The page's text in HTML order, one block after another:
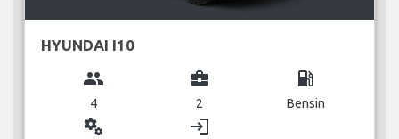
HYUNDAI I10
group
4
business_center
2
local_gas_station
Bensin
miscellaneous_services login